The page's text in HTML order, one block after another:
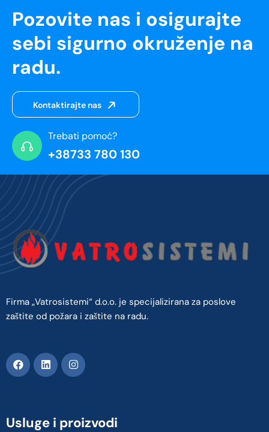
Pozovite nas i osigurajte
sebi sigurno okruženje na
radu.
Kontaktirajte nas
Trebati pomoć?
+38733 780 130
Firma „Vatrosistemi“ d.o.o. je specijalizirana za poslove
zaštite od požara i zaštite na radu.
Usluge i proizvodi